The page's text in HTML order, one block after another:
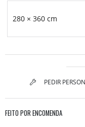
280 × 360 cm
PEDIR
FEITO POR ENCOMENDA